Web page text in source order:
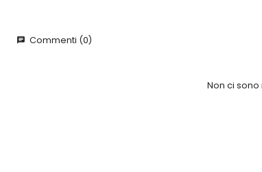
chat Commenti (0)
Non ci